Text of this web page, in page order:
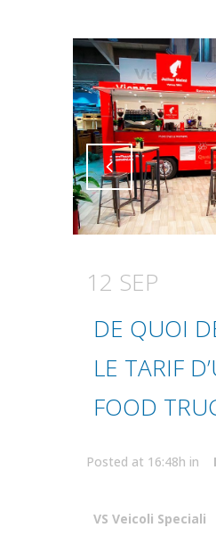
Attiva comando
12 SEP
DE QUOI
LE TARIF
FOOD
Posted at 16:48h in
VS Veicoli Speciali